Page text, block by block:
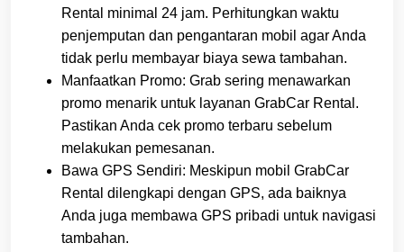
Rental minimal 24 jam. Perhitungkan waktu
penjemputan dan pengantaran mobil agar Anda
tidak perlu membayar biaya sewa tambahan.
Manfaatkan Promo: Grab sering menawarkan
promo menarik untuk layanan GrabCar Rental.
Pastikan Anda cek promo terbaru sebelum
melakukan pemesanan.
Bawa GPS Sendiri: Meskipun mobil GrabCar
Rental dilengkapi dengan GPS, ada baiknya
Anda juga membawa GPS pribadi untuk navigasi
tambahan.